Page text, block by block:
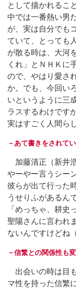
として描かれるこ
中では一番熱い男
が、実は自分でも
ていて、とっても
が散る時は、大河
くれ」とＮＨＫに
ので、やはり愛さ
か。でも、今回い
いというように三
ラスするわけです
実はすごく人間ら
－あて書きをされて
加藤清正（新井
やーやー言うシー
彼らが出て行った
うせりふがあるん
「めっちゃ、耕史
聖陽さんに言われ
ないんですけどね
－信繁との関係性も
出会いの時は目
マ性を持った信繁